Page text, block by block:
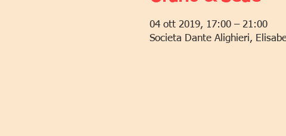
04 ott 2019, 17:00 – 21:00
Societa Dante Alighieri,